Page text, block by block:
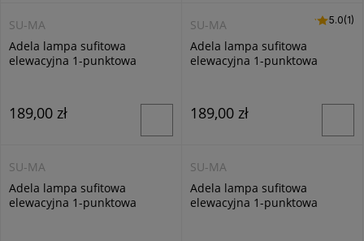
SU-MA
Adela lampa sufitowa
elewacyjna 1-punktowa
189,00 zł
SU-MA
Adela lampa sufitowa
elewacyjna 1-punktowa
5.0 (1)
5.0(1)
189,00 zł
SU-MA
Adela lampa sufitowa
elewacyjna 1-punktowa
SU-MA
Adela lampa sufitowa
elewacyjna 1-punktowa